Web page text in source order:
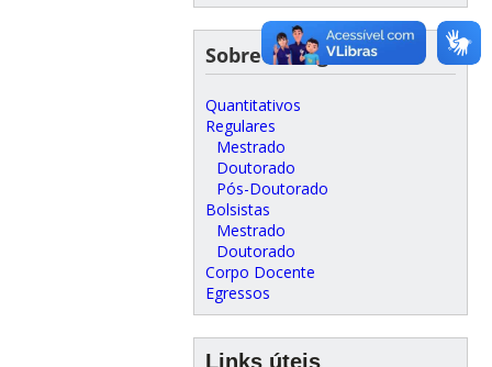
Sobre o Programa
Quantitativos
Regulares
Mestrado
Doutorado
Pós-Doutorado
Bolsistas
Mestrado
Doutorado
Corpo Docente
Egressos
Links úteis